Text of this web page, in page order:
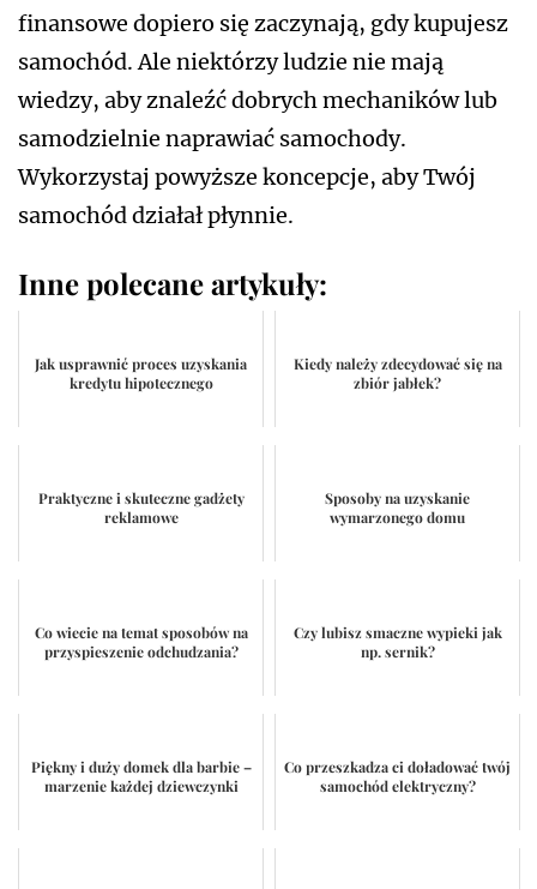
finansowe dopiero się zaczynają, gdy kupujesz
samochód. Ale niektórzy ludzie nie mają
wiedzy, aby znaleźć dobrych mechaników lub
samodzielnie naprawiać samochody.
Wykorzystaj powyższe koncepcje, aby Twój
samochód działał płynnie.
Inne polecane artykuły:
Jak usprawnić proces uzyskania
kredytu hipotecznego
Kiedy należy zdecydować się na
zbiór jabłek?
Praktyczne i skuteczne gadżety
reklamowe
Sposoby na uzyskanie
wymarzonego domu
Co wiecie na temat sposobów na
przyspieszenie odchudzania?
Czy lubisz smaczne wypieki jak
np. sernik?
Piękny i duży domek dla barbie –
marzenie każdej dziewczynki
Co przeszkadza ci doładować twój
samochód elektryczny?